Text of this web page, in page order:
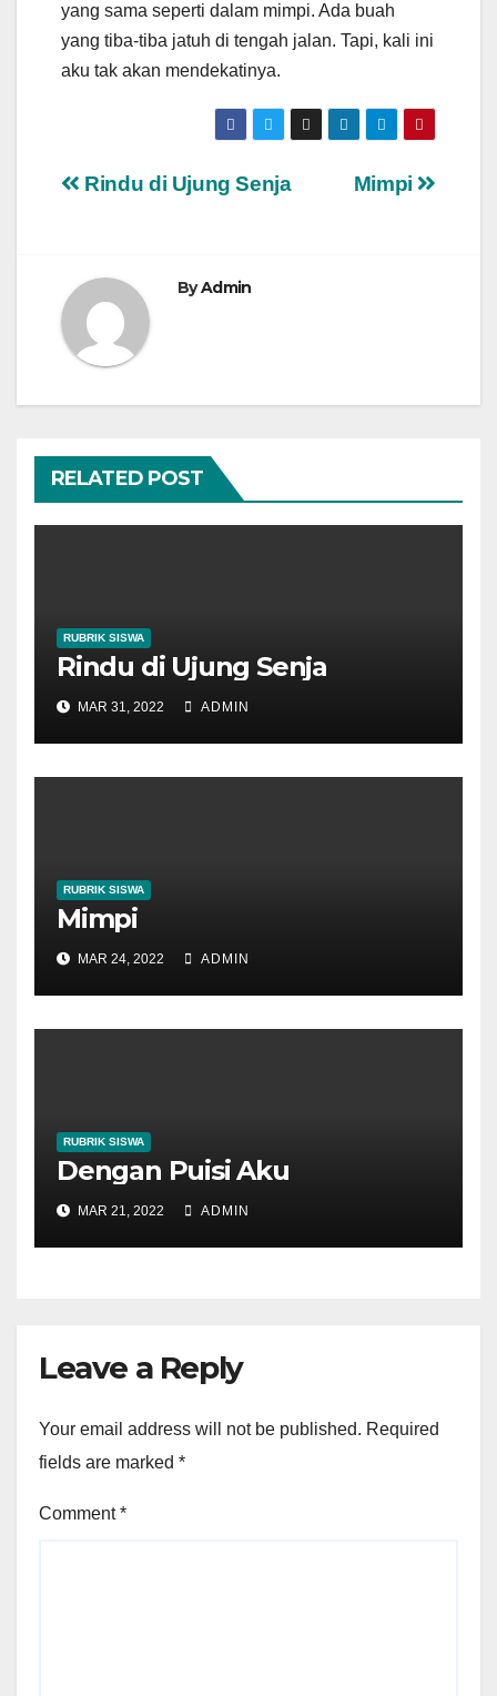
yang sama seperti dalam mimpi. Ada buah
yang tiba-tiba jatuh di tengah jalan. Tapi, kali ini
aku tak akan mendekatinya.
Post
Mimpi
Rindu di Ujung Senja
ByAdmin
RELATED POST
RUBRIK SISWA
Rindu di Ujung Senja
MAR 31, 2022 ADMIN
RUBRIK SISWA
Mimpi
MAR 24, 2022 ADMIN
RUBRIK SISWA
Dengan Puisi Aku
MAR 21, 2022 ADMIN
Leave a Reply
Your email address will not be published. Required
fields are marked *
Comment*